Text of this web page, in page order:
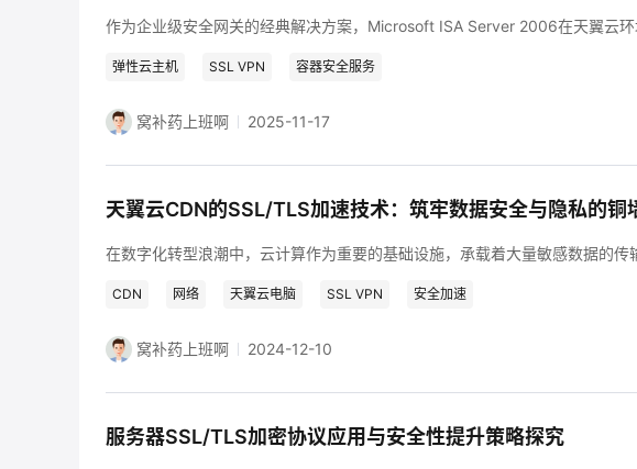
弹性云主机 SSL VPN 容器安全服务
窝补药上班啊 2025-11-17
CDN 网络 天翼云电脑 SSL VPN 安全加速
窝补药上班啊 2024-12-10
服务器SSL/TLS加密协议应用与安全性提升策略探究